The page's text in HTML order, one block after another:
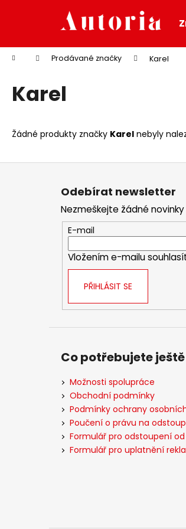
Domů Prodávané značky Karel
Karel
Žádné produkty značky Karel nebyly
í
Zpět
do
obchodu
Zpět
do
obchodu
Z
Odebírat newsletter
Nezmeškejte žádné
E-mail
Vložením e-mailu
PŘIHLÁSIT SE
Co potřebujete
Možnosti spolupráce
Obchodní podmínky
Podmínky ochrany
Poučení o právu na
Formulář pro odstoupení
Formulář pro uplatnění